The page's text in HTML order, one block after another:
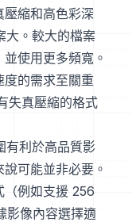
壓縮和高色彩深
大。較大的檔案
使用更多頻寬。
度的需求至關重
失真壓縮的格式
有利於高品質影
可能並非必要。
（例如支援 256
影像內容選擇適